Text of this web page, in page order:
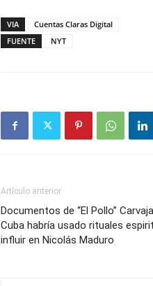
VIA
Cuentas Claras Digital
FUENTE
NYT
Artículo anterior
Documentos de “El Pollo”
Cuba habría usado rituales
influir en Nicolás Maduro